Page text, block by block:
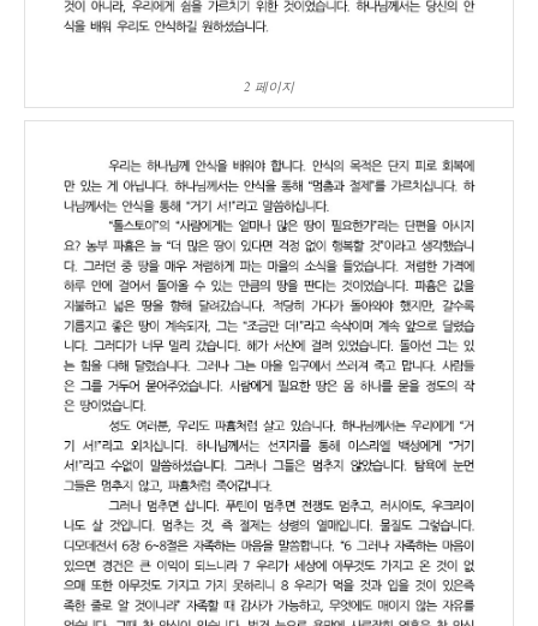
2 페이지